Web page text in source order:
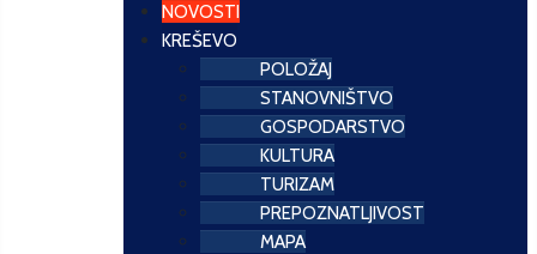
NOVOSTI
KREŠEVO
POLOŽAJ
STANOVNIŠTVO
GOSPODARSTVO
KULTURA
TURIZAM
PREPOZNATLJIVOST
MAPA